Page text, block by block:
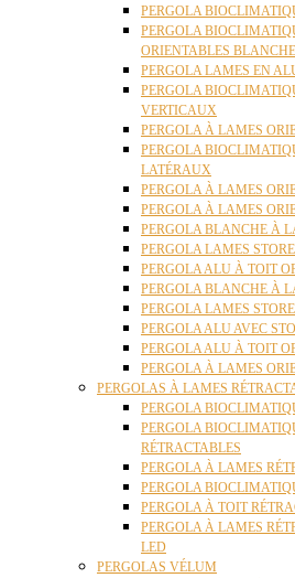
PERGOLA
PERGOLA
ORIENTABLES
PERGOLA LAMES EN
PERGOLA
VERTICAUX
PERGOLA À LAMES
PERGOLA
LATÉRAUX
PERGOLA À LAMES
PERGOLA À LAMES
PERGOLA BLANCHE À
PERGOLA LAMES
PERGOLA ALU À TOIT
PERGOLA BLANCHE À
PERGOLA LAMES
PERGOLA ALU AVEC
PERGOLA ALU À TOIT
PERGOLA À LAMES
PERGOLAS À LAMES
PERGOLA
PERGOLA
RÉTRACTABLES
PERGOLA À LAMES
PERGOLA
PERGOLA À TOIT
PERGOLA À LAMES
LED
PERGOLAS VÉLUM